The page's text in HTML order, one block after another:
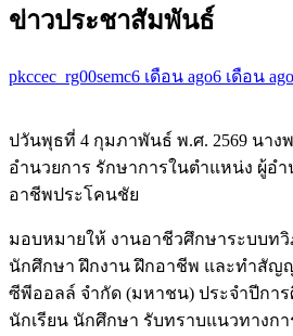
ข่าวประชาสัมพันธ์
pkccec_rg00semc6 เดือน ago6 เดือน ago
ปวันพุธที่ 4 กุมภาพันธ์ พ.ศ. 2569 นาง
อำนวยการ รักษาการในตำแหน่ง ผู้อ
อาชีพประโคนชัย
มอบหมายให้ งานอาชีวศึกษาระบบท
นักศึกษา ฝึกงาน ฝึกอาชีพ และทำสัญ
ซีพีออลล์ จำกัด (มหาชน) ประจำปีการ
นักเรียน นักศึกษา รับทราบแนวทางก